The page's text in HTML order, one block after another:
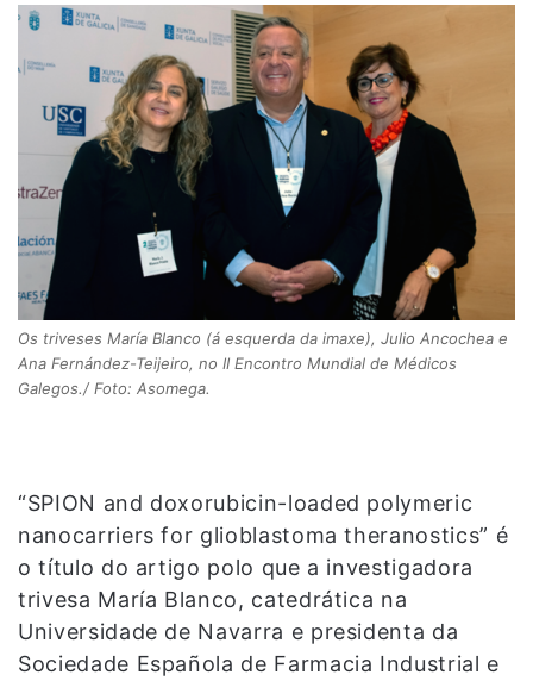
Os triveses María Blanco (á esquerda da imaxe), Julio Ancochea e
Ana Fernández-Teijeiro, no II Encontro Mundial de Médicos
Galegos./ Foto: Asomega.
“SPION and doxorubicin-loaded polymeric
nanocarriers for glioblastoma theranostics” é
o título do artigo polo que a investigadora
trivesa María Blanco, catedrática na
Universidade de Navarra e presidenta da
Sociedade Española de Farmacia Industrial e